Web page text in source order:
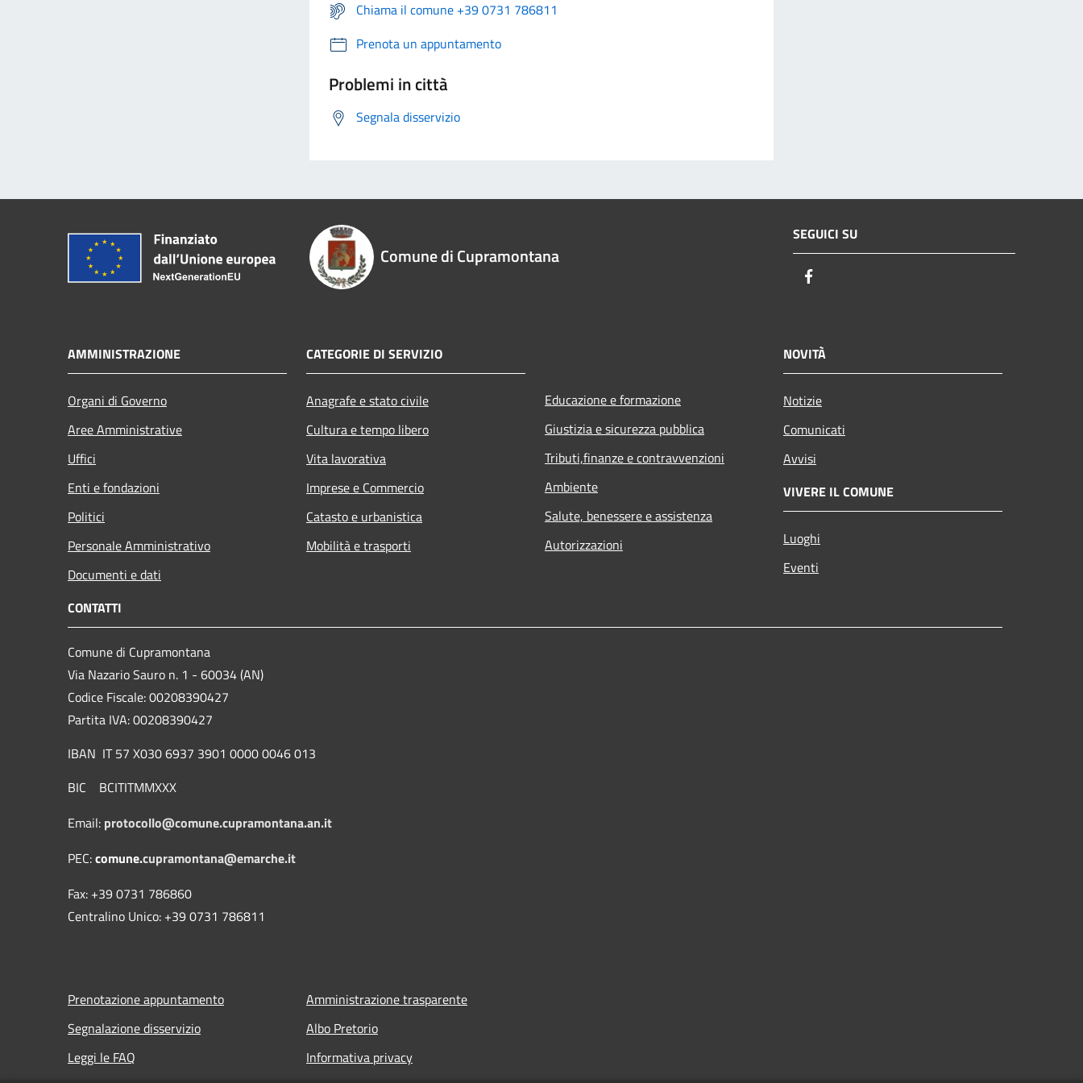
Chiama il comune +39 0731 786811
Prenota un appuntamento
Problemi in città
Segnala disservizio
Comune di Cupramontana
SEGUICI SU
AMMINISTRAZIONE
Organi di Governo
Aree Amministrative
Uffici
Enti e fondazioni
Politici
Personale Amministrativo
Documenti e dati
CATEGORIE DI SERVIZIO
Anagrafe e stato civile
Cultura e tempo libero
Vita lavorativa
Imprese e Commercio
Catasto e urbanistica
Mobilità e trasporti
Educazione e formazione
Giustizia e sicurezza pubblica
Tributi,finanze e contravvenzioni
Ambiente
Salute, benessere e assistenza
Autorizzazioni
NOVITÀ
Notizie
Comunicati
Avvisi
VIVERE IL COMUNE
Luoghi
Eventi
CONTATTI
Comune di Cupramontana
Via Nazario Sauro n. 1 - 60034 (AN)
Codice Fiscale: 00208390427
Partita IVA: 00208390427
IBAN IT 57 X030 6937 3901 0000 0046 013
BIC BCITITMMXXX
Email: protocollo@comune.cupramontana.an.it
PEC:comune.cupramontana@emarche.it
Fax: +39 0731 786860
Centralino Unico: +39 0731 786811
Prenotazione appuntamento
Segnalazione disservizio
Leggi le FAQ
Amministrazione trasparente
Albo Pretorio
Informativa privacy